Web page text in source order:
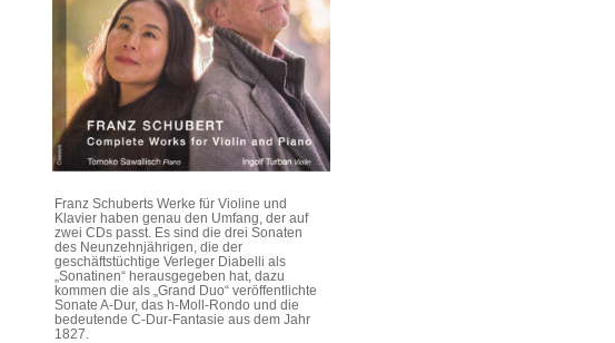
Franz Schuberts Werke für Violine und
Klavier haben genau den Umfang, der auf
zwei CDs passt. Es sind die drei Sonaten
des Neunzehnjährigen, die der
geschäftstüchtige Verleger Diabelli als
„Sonatinen“ herausgegeben hat, dazu
kommen die als „Grand Duo“ veröffentlichte
Sonate A-Dur, das h-Moll-Rondo und die
bedeutende C-Dur-Fantasie aus dem Jahr
1827.